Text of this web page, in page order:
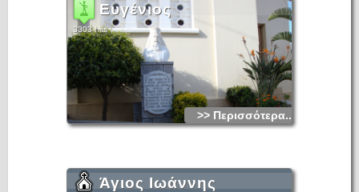
Ευγένιος
3303 hits
>> Περισσότερα...
Άγιος Ιωάννης